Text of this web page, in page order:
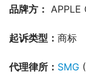
品牌方： APPLE
起诉类型： 商标
代理律所： SMG